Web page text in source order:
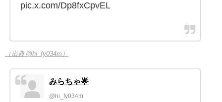
pic.x.com/Dp8fxCpvEL
（出典 @hi_fy034m）
みらちゃ🌟
@hi_fy034m